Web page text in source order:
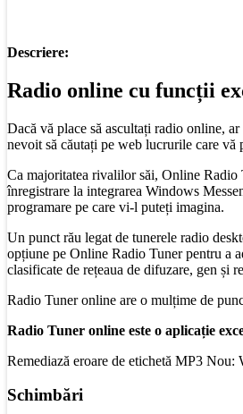
Descriere:
Radio online cu funcții
Dacă vă place să ascultați radio online,
nevoit să căutați pe web lucrurile care vă
Ca majoritatea rivalilor săi, Online Radio
înregistrare la integrarea Windows
programare pe care vi-l puteți imagina.
Un punct rău legat de tunerele radio
opțiune pe Online Radio Tuner pentru a
clasificate de rețeaua de difuzare, gen și
Radio Tuner online are o mulțime de
Radio Tuner online este o aplicație
Remediază eroare de etichetă MP3 Nou:
Schimbări